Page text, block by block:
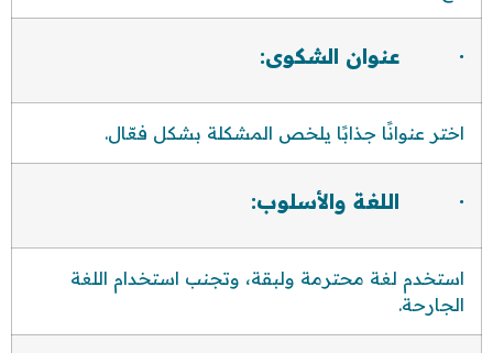
· عنوان الشكوى:
اختر عنوانًا جذابًا يلخص المشكلة بشكل فعّال.
· اللغة والأسلوب:
استخدم لغة محترمة ولبقة، وتجنب استخدام اللغة
الجارحة.